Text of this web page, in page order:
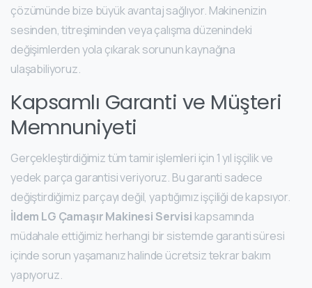
çözümünde bize büyük avantaj sağlıyor. Makinenizin
sesinden, titreşiminden veya çalışma düzenindeki
değişimlerden yola çıkarak sorunun kaynağına
ulaşabiliyoruz.
Kapsamlı Garanti ve Müşteri
Memnuniyeti
Gerçekleştirdiğimiz tüm tamir işlemleri için 1 yıl işçilik ve
yedek parça garantisi veriyoruz. Bu garanti sadece
değiştirdiğimiz parçayı değil, yaptığımız işçiliği de kapsıyor.
İldem LG Çamaşır Makinesi Servisi kapsamında
müdahale ettiğimiz herhangi bir sistemde garanti süresi
içinde sorun yaşamanız halinde ücretsiz tekrar bakım
yapıyoruz.